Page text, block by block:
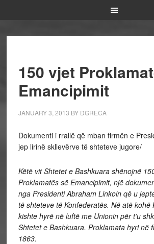
150 vjet
Emancipimit
JANUARY 3, 2013 BY DGRECA
Dokumenti i rrallë që mban firmën e
jep lirinë skllevërve të shteteve jugore/
Këtë vit Shtetet e Bashkuara shënojnë
Proklamatës së Emancipimit, një
nga Presidenti Abraham Linkoln që u
të shteteve të Konfederatës. Në atë kohë
kishte hyrë në luftë me Unionin për t’u
Shtetet e Bashkuara. Proklamata hyri në
1863.